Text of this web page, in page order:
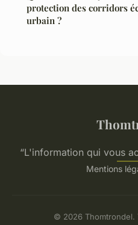
protection des corridors
urbain ?
“L'information qui vous
Mentions
© 2026 Thomtrondel.